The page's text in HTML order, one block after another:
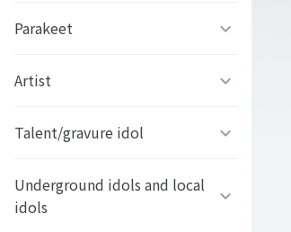
もういちど逢いたい〜
ステラソラ
今夜も眠らNight
アルカナ・ファミリア
ラブカレアワード
アニメディアセレクショ
ン 境界のRINNNE
オトメディアセレクショ
ン 黒執事
そちら
くるみちゃん。
しろなっぱ
ひろみのむし
ネコマンジュウ
悪女は仮面の騎士に騙され
愛いあなた～
ん
ポメとうさぎ
まん丸お目目のぽんかん
エース
メルベ
7Catsラグドール
銀猫三獣士限定ブロマイ
きなこもち
トカラヤギ まる
Parakeet
インコのそるてぃらいち
Artist
Opposites Attract
楽遊BOYS PASS
Talent/gravure idol
男劇団 青山表参道X
Underground idols and local
idols